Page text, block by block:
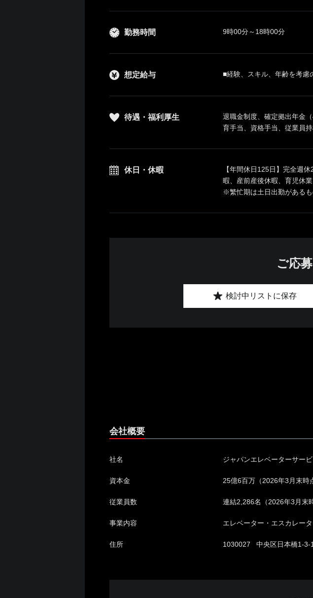
勤務時間 9時00分～18時00分
想定給与 ■経験、スキル、年齢を考慮
待遇・福利厚生
退職金制度、確定拠出年金
育手当、資格手当、従業員
休日・休暇
【年間休日125日】完全週
暇、産前産後休暇、育児休
※繁忙期は土日出勤がある
ご応
検討中リストに保存
会社概要
社名 ジャパンエレベーターサー
資本金 25億6百万（2026年3月末時
従業員数 連結2,286名（2026年3月末
事業内容 エレベーター・エスカレー
住所 1030027 中央区日本橋1-